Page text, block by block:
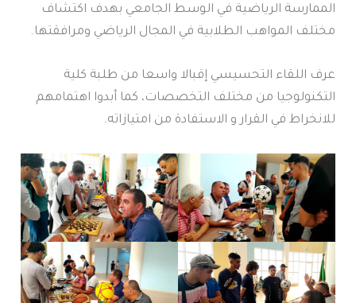
الممارسة الرياضية في الوسط الجامعي بهدف اكتشاف
مختلف المواهب الطلابية في المجال الرياضي ومرافقتها.
عرف اللقاء التحسيسي إقبالا واسعا من طلبة كلية
التكنولوجيا من مختلف التخصصات، كما أبدوا اهتمامهم
للانخراط في القرار و الاستفادة من امتيازاته.